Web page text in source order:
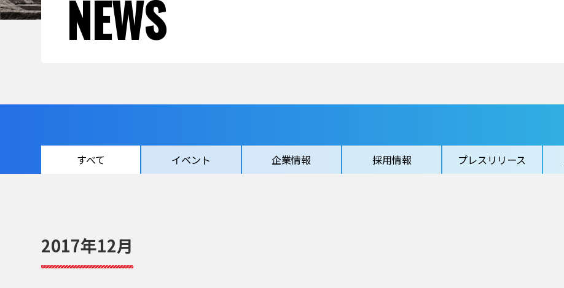
NEWS
すべて イベント 企業情報 採用情報 プレスリリース
2017年12月